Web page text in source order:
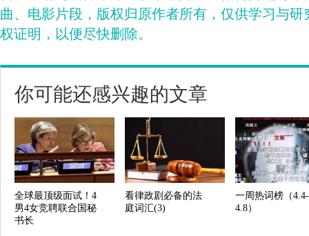
曲、电影片段，版权归原作者所有，仅供学习与
权证明，以便尽快删除。
你可能还感兴趣的文章
全球最顶级面试！4
男4女竞聘联合国秘
书长
看律政剧必备的法
庭词汇(3)
一周热词榜（4.4-
4.8）